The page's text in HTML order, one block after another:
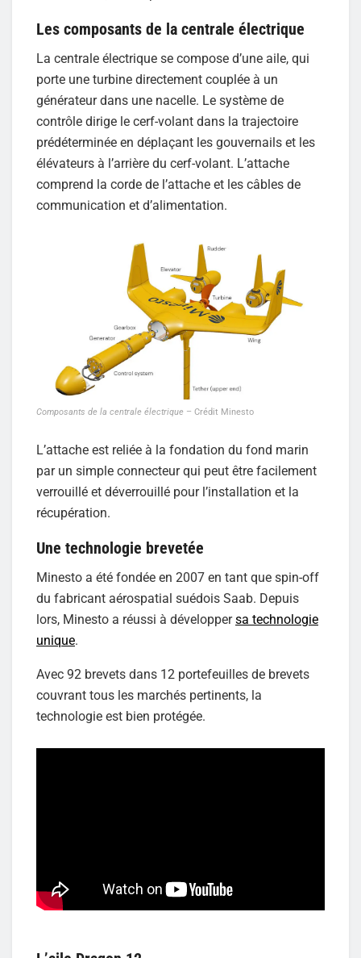
Les composants de la centrale électrique
La centrale électrique se compose d’une aile, qui
porte une turbine directement couplée à un
générateur dans une nacelle. Le système de
contrôle dirige le cerf-volant dans la trajectoire
prédéterminée en déplaçant les gouvernails et les
élévateurs à l’arrière du cerf-volant. L’attache
comprend la corde de l’attache et les câbles de
communication et d’alimentation.
Composants de la centrale électrique – Crédit Minesto
L’attache est reliée à la fondation du fond marin
par un simple connecteur qui peut être facilement
verrouillé et déverrouillé pour l’installation et la
récupération.
Une technologie brevetée
Minesto a été fondée en 2007 en tant que spin-off
du fabricant aérospatial suédois Saab. Depuis
lors, Minesto a réussi à développersa technologie
unique.
Avec 92 brevets dans 12 portefeuilles de brevets
couvrant tous les marchés pertinents, la
technologie est bien protégée.